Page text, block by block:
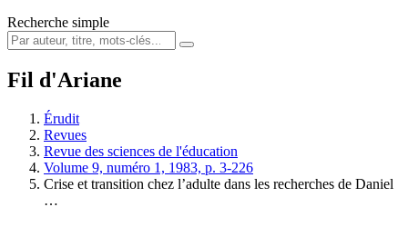
Recherche simple
Fil d'Ariane
Érudit
Revues
Revue des sciences de l'éducation
Volume 9, numéro 1, 1983, p. 3-226
Crise et transition chez l’adulte dans les recherches de Daniel
…